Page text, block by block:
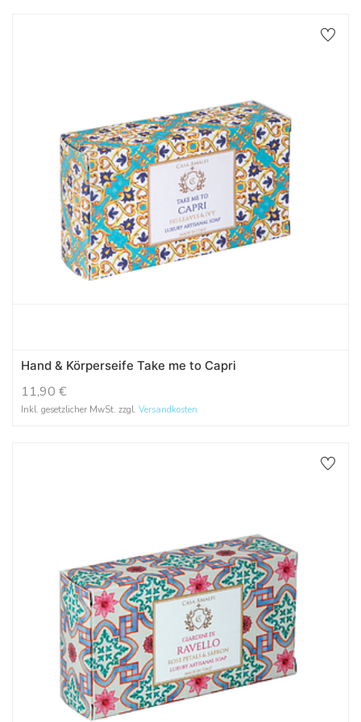
Hand & Körperseife Take me to Capri
11,90 €
Inkl. gesetzlicher MwSt. zzgl. Versandkosten